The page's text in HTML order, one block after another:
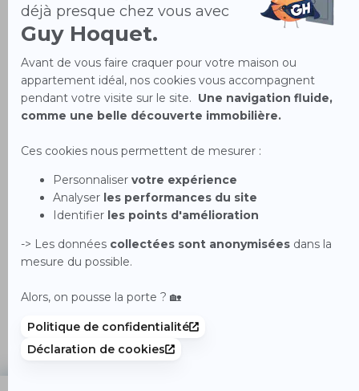
Tél. : 03 89 60 06 01
Capital : 30 000
Forme juridique : SAS - Société par actions simplifiée
Siret : 82096154800014
RCS. : Mulhouse B 820961548
Numéro et lieu de délivrance de la carte Professionnelle : CPI 6802 2016
000 009 968 CCI Mulhouse
N° TVA Intra : 45820961548
Alsace Eurométropole 8 Rue du 17 Novembre, 68100 Mulhouse
TSA 39999 92919 La défense Cedex
Le nom et les coordonnées du médiateur de la consommation dont relève
le consommateur : ANM Conso 62, Rue Tiquetonne 75002 PARIS
mulhouse@guyhoquet.com
NOS HONORAIRES